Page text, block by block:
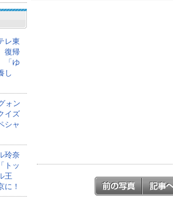
レ東
復帰
「ゆ
し
ォン
イズ
シャ
玲奈
トッ
王
に！